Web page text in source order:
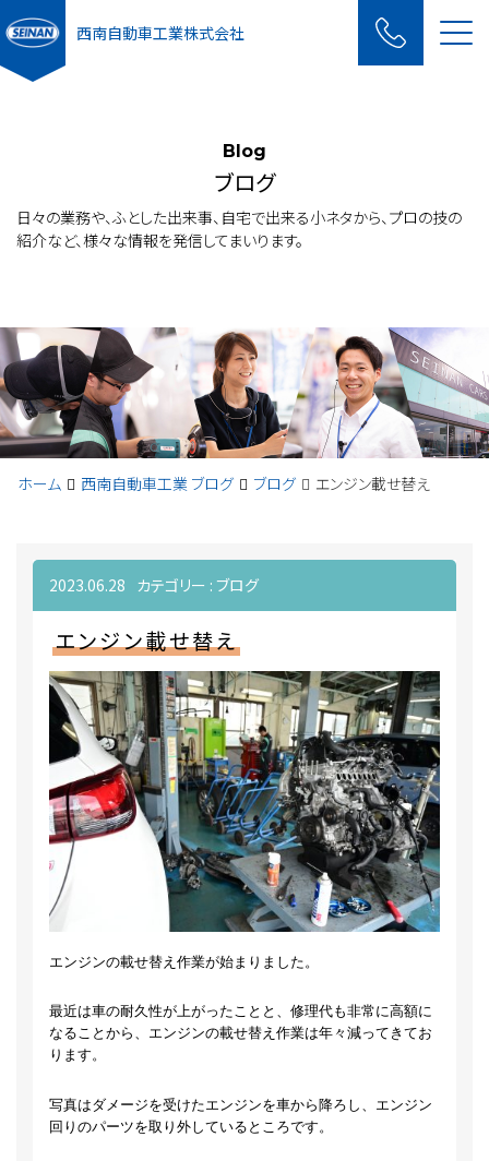
西南自動車工業株式会社
Blog
ブログ
日々の業務や、ふとした出来事、自宅で出来る小ネタから、プロの技の
紹介など、様々な情報を発信してまいります。
ホーム 西南自動車工業 ブログ ブログ エンジン載せ替え
2023.06.28 カテゴリー : ブログ
エンジン載せ替え
エンジンの載せ替え作業が始まりました。
最近は車の耐久性が上がったことと、修理代も非常に高額に
なることから、エンジンの載せ替え作業は年々減ってきてお
ります。
写真はダメージを受けたエンジンを車から降ろし、エンジン
回りのパーツを取り外しているところです。